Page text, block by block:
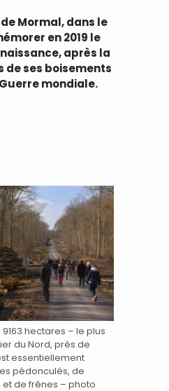
Mormal, dans le
en 2019 le
après la
de ses boisements
mondiale.
hectares – le plus
du Nord, près de
essentiellement
pédonculés, de
de frênes – photo